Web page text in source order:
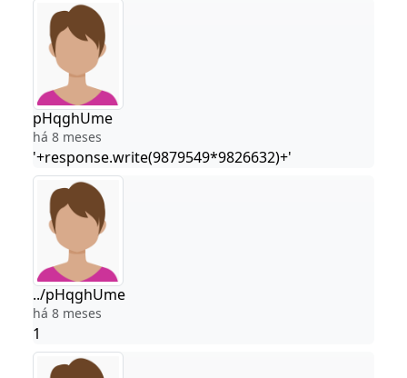
pHqghUme
há 8 meses
'+response.write(9879549*9826632)+'
../pHqghUme
há 8 meses
1